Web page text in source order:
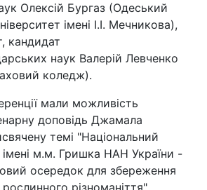
Олексій Бургаз (Одеський
імені І.І. Мечникова),
кандидат
наук Валерій Левченко
коледж).
мали можливість
доповідь Джамала
темі "Національний
імені м.м. Гришка НАН України -
осередок для збереження
різноманіття".